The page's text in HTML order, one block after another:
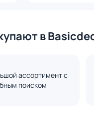
в
ассортимент с
поиском